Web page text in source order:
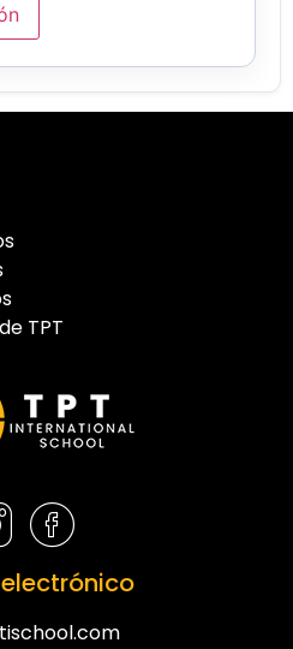
TPT